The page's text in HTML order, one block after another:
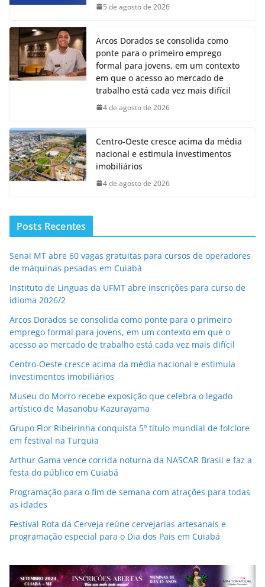
5 de agosto de 2026
Arcos Dorados se consolida como
ponte para o primeiro emprego
formal para jovens, em um contexto
em que o acesso ao mercado de
trabalho está cada vez mais difícil
4 de agosto de 2026
Centro-Oeste cresce acima da média
nacional e estimula investimentos
imobiliários
4 de agosto de 2026
Posts Recentes
Senai MT abre 60 vagas gratuitas para cursos de operadores
de máquinas pesadas em Cuiabá
Instituto de Linguas da UFMT abre inscrições para curso de
idioma 2026/2
Arcos Dorados se consolida como ponte para o primeiro
emprego formal para jovens, em um contexto em que o
acesso ao mercado de trabalho está cada vez mais difícil
Centro-Oeste cresce acima da média nacional e estimula
investimentos imobiliários
Museu do Morro recebe exposição que celebra o legado
artístico de Masanobu Kazurayama
Grupo Flor Ribeirinha conquista 5º título mundial de folclore
em festival na Turquia
Arthur Gama vence corrida noturna da NASCAR Brasil e faz a
festa do público em Cuiabá
Programação para o fim de semana com atrações para todas
as idades
Festival Rota da Cerveja reúne cervejarias artesanais e
programação especial para o Dia dos Pais em Cuiabá